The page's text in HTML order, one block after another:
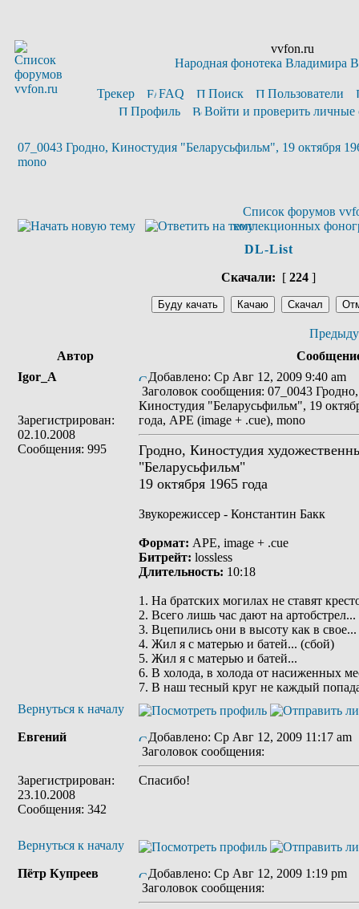
vvfon.ru
Народная фонотека Владимира
Трекер FAQ Поиск
Пользователи
Профиль
Войти и проверить личные
07_0043 Гродно, Киностудия "Беларусьфильм", 19 октября
mono
Список форумов
коллекционных
DL-List
Скачали: [ 224 ]
Автор
Igor_A
Зарегистрирован:
02.10.2008
Сообщения: 995
Добавлено: Ср Авг 12, 2009 9:40 am
Заголовок сообщения: 07_0043 Гродно,
Киностудия "Беларусьфильм", 19
года, APE (image + .cue), mono
Гродно, Киностудия
"Беларусьфильм"
19 октября 1965 года
Звукорежиссер - Константин Бакк
Формат: APE, image + .cue
Битрейт: lossless
Длительность: 10:18
1. На братских могилах не ставят
2. Всего лишь час дают на артобстрел...
3. Вцепились они в высоту как в свое...
4. Жил я с матерью и батей... (сбой)
5. Жил я с матерью и батей...
6. В холода, в холода от насиженных
7. В наш тесный круг не каждый
Вернуться к началу
Евгений
Зарегистрирован:
23.10.2008
Сообщения: 342
Добавлено: Ср Авг 12, 2009 11:17 am
Заголовок сообщения:
Спасибо!
Вернуться к началу
Пётр Купреев
Добавлено: Ср Авг 12, 2009 1:19 pm
Заголовок сообщения: